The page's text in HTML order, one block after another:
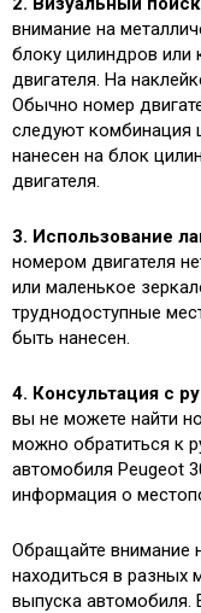
внимание на
блоку цилиндров или
двигателя. На
Обычно номер
следуют комбинация
нанесен на блок
двигателя.
3. Использование
номером двигателя
или маленькое
труднодоступные
быть нанесен.
4. Консультация с
вы не можете найти
можно обратиться к
автомобиля Peugeot
информация о
Обращайте внимание
находиться в разных
выпуска автомобиля.